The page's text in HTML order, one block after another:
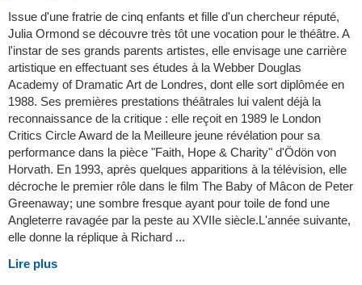
Issue d'une fratrie de cinq enfants et fille d'un chercheur réputé,
Julia Ormond se découvre très tôt une vocation pour le théâtre. A
l'instar de ses grands parents artistes, elle envisage une carrière
artistique en effectuant ses études à la Webber Douglas
Academy of Dramatic Art de Londres, dont elle sort diplômée en
1988. Ses premières prestations théâtrales lui valent déjà la
reconnaissance de la critique : elle reçoit en 1989 le London
Critics Circle Award de la Meilleure jeune révélation pour sa
performance dans la pièce "Faith, Hope & Charity" d'Ödön von
Horvath. En 1993, après quelques apparitions à la télévision, elle
décroche le premier rôle dans le film The Baby of Mâcon de Peter
Greenaway; une sombre fresque ayant pour toile de fond une
Angleterre ravagée par la peste au XVIIe siècle.L'année suivante,
elle donne la réplique à Richard ...
Lire plus